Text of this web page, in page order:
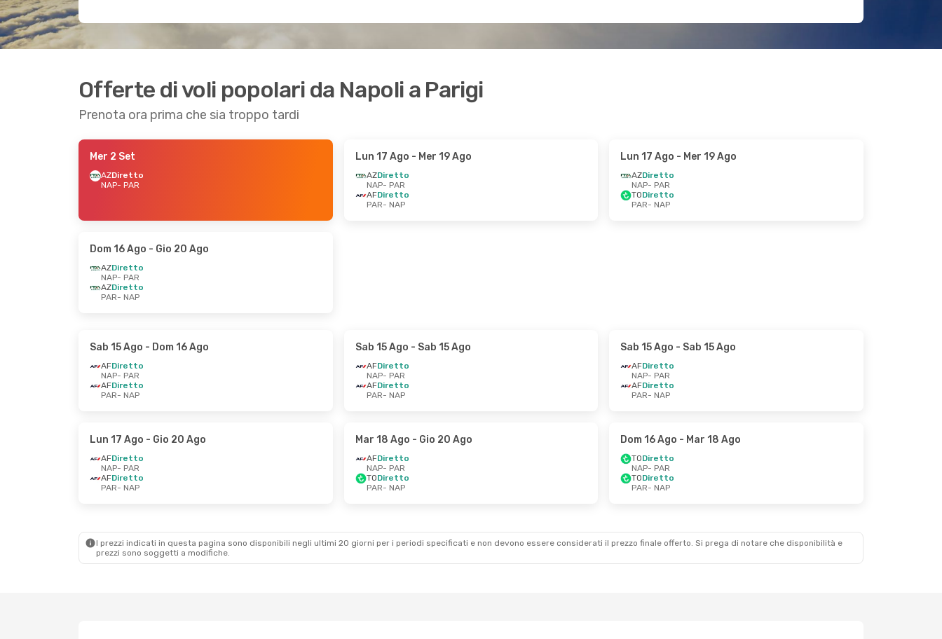
Offerte di voli popolari da Napoli a Parigi
Prenota ora prima che sia troppo tardi
Mer 2 Set
AZDiretto
NAP- PAR
Lun 17 Ago - Mer 19 Ago
AZDiretto
NAP- PAR
AFDiretto
PAR- NAP
Lun 17 Ago - Mer 19 Ago
AZDiretto
NAP- PAR
TODiretto
PAR- NAP
Dom 16 Ago - Gio 20 Ago
AZDiretto
NAP- PAR
AZDiretto
PAR- NAP
Sab 15 Ago - Dom 16 Ago
AFDiretto
NAP- PAR
AFDiretto
PAR- NAP
Sab 15 Ago - Sab 15 Ago
AFDiretto
NAP- PAR
AFDiretto
PAR- NAP
Sab 15 Ago - Sab 15 Ago
AFDiretto
NAP- PAR
AFDiretto
PAR- NAP
Lun 17 Ago - Gio 20 Ago
AFDiretto
NAP- PAR
AFDiretto
PAR- NAP
Mar 18 Ago - Gio 20 Ago
AFDiretto
NAP- PAR
TODiretto
PAR- NAP
Dom 16 Ago - Mar 18 Ago
TODiretto
NAP- PAR
TODiretto
PAR- NAP
I prezzi indicati in questa pagina sono disponibili negli ultimi 20 giorni per i periodi specificati e non devono essere considerati il ​​prezzo finale offerto. Si prega di notare che disponibilità e
prezzi sono soggetti a modifiche.